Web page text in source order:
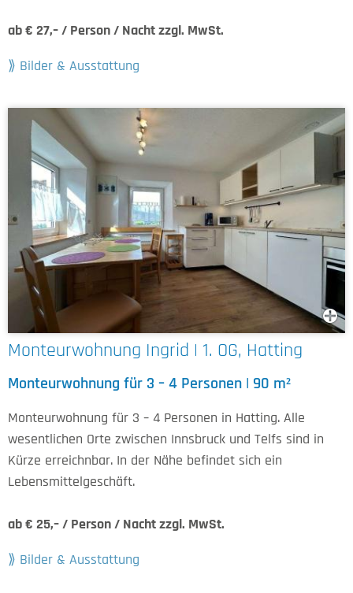
ab € 27,– / Person / Nacht zzgl. MwSt.
Bilder & Ausstattung
Monteurwohnung Ingrid | 1. OG, Hatting
Monteurwohnung für 3 – 4 Personen | 90 m²
Monteurwohnung für 3 – 4 Personen in Hatting. Alle
wesentlichen Orte zwischen Innsbruck und Telfs sind in
Kürze erreichnbar. In der Nähe befindet sich ein
Lebensmittelgeschäft.
ab € 25,– / Person / Nacht zzgl. MwSt.
Bilder & Ausstattung